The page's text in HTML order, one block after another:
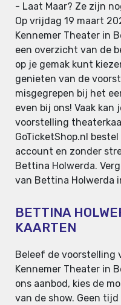
- Laat Maar? Ze zijn
Op vrijdag 19 maart
Kennemer Theater in
een overzicht van de
op je gemak kunt
genieten van de
misgegrepen bij het
even bij ons! Vaak
voorstelling
GoTicketShop.nl
account en zonder
Bettina Holwerda.
van Bettina Holwerda
BETTINA
KAARTEN
Beleef de voorstelling
Kennemer Theater in
ons aanbod, kies de
van de show. Geen